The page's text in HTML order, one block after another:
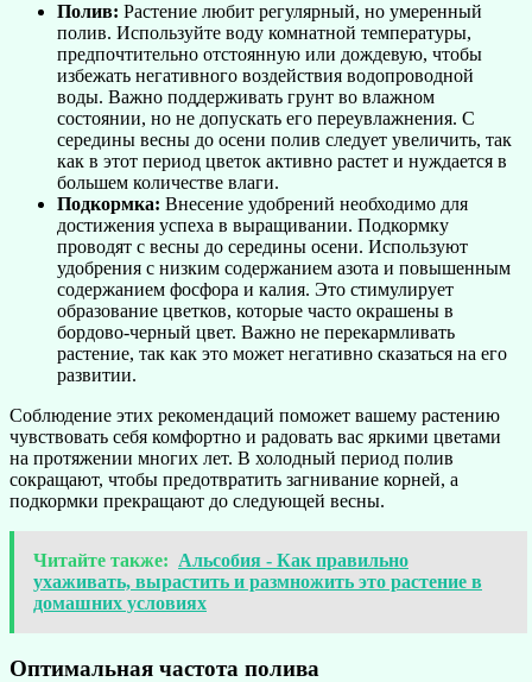
Полив: Растение любит регулярный, но умеренный
полив. Используйте воду комнатной температуры,
предпочтительно отстоянную или дождевую, чтобы
избежать негативного воздействия водопроводной
воды. Важно поддерживать грунт во влажном
состоянии, но не допускать его переувлажнения. С
середины весны до осени полив следует увеличить, так
как в этот период цветок активно растет и нуждается в
большем количестве влаги.
Подкормка: Внесение удобрений необходимо для
достижения успеха в выращивании. Подкормку
проводят с весны до середины осени. Используют
удобрения с низким содержанием азота и повышенным
содержанием фосфора и калия. Это стимулирует
образование цветков, которые часто окрашены в
бордово-черный цвет. Важно не перекармливать
растение, так как это может негативно сказаться на его
развитии.
Соблюдение этих рекомендаций поможет вашему растению
чувствовать себя комфортно и радовать вас яркими цветами
на протяжении многих лет. В холодный период полив
сокращают, чтобы предотвратить загнивание корней, а
подкормки прекращают до следующей весны.
Читайте также: Альсобия - Как правильно
ухаживать, вырастить и размножить это растение в
домашних условиях
Оптимальная частота полива